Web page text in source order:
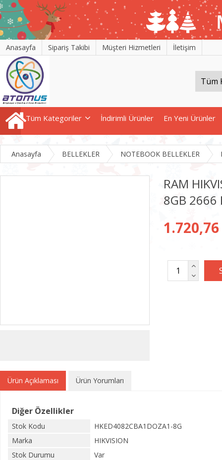
Anasayfa Sipariş Takibi Müşteri Hizmetleri İletişim
Tüm Kategoriler İndirimli Ürünler En Yeni Ürünler
Anasayfa BELLEKLER NOTEBOOK BELLEKLER
RAM
8GB 2666
Ürün Açıklaması Ürün Yorumları
Diğer Özellikler
Stok Kodu
HKED4082CBA1DOZA1-8G
Marka
HIKVISION
Stok Durumu
Var